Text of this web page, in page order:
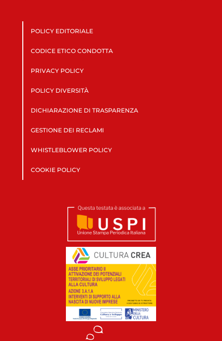
POLICY EDITORIALE
CODICE ETICO CONDOTTA
PRIVACY POLICY
POLICY DIVERSITÀ
DICHIARAZIONE DI TRASPARENZA
GESTIONE DEI RECLAMI
WHISTLEBLOWER POLICY
COOKIE POLICY